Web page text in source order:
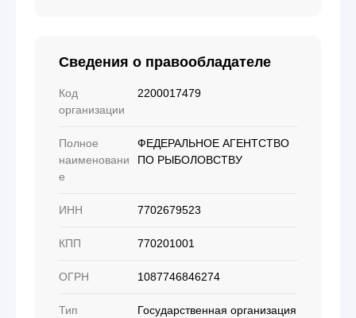
Сведения о правообладателе
Код
организации
2200017479
Полное
наименовани
е
ФЕДЕРАЛЬНОЕ АГЕНТСТВО
ПО РЫБОЛОВСТВУ
ИНН 7702679523
КПП 770201001
ОГРН 1087746846274
Тип
Государственная организация